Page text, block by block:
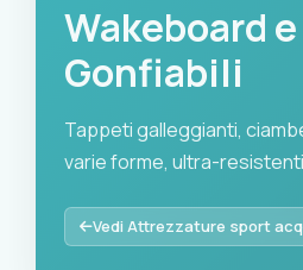
Wakeboard e
Gonfiabili
Tappeti galleggianti,
varie forme, ultra-
Tappeti galleggianti,
Vedi Attrezzature sport